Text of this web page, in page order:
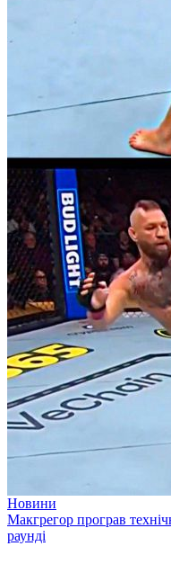
Новини
Макгрегор програв
раунді